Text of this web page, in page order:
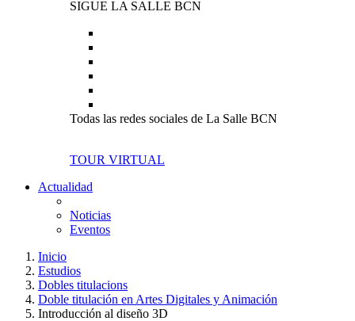
SIGUE LA SALLE BCN
Todas las redes sociales de La Salle BCN
TOUR VIRTUAL
Actualidad
Noticias
Eventos
Inicio
Estudios
Dobles titulacions
Doble titulación en Artes Digitales y Animación
Introducción al diseño 3D